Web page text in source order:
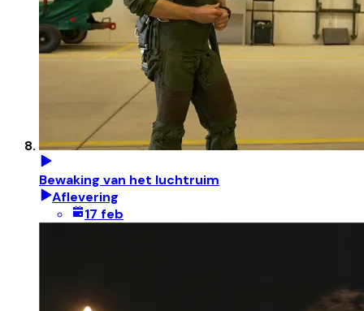
Bewaking van het luchtruim
Aflevering
17 feb